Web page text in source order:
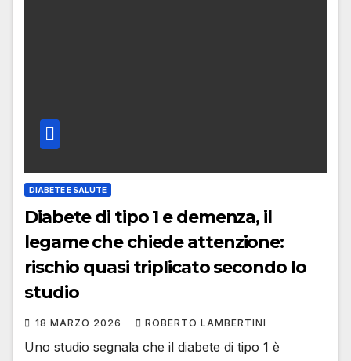
DIABETE E SALUTE
Diabete di tipo 1 e demenza, il
legame che chiede attenzione:
rischio quasi triplicato secondo lo
studio
18 MARZO 2026 ROBERTO LAMBERTINI
Uno studio segnala che il diabete di tipo 1 è